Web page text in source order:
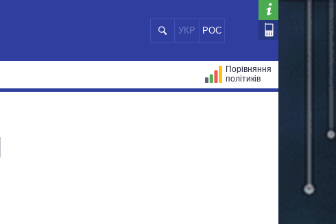
УКР РОС
Порівняння
політиків